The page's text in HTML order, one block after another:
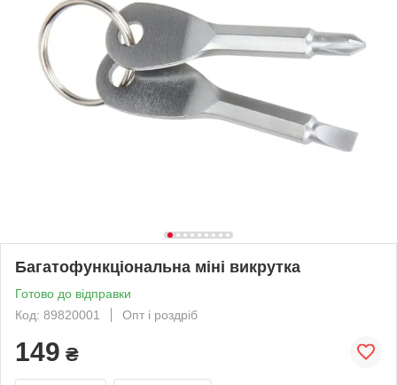
Багатофункціональна міні викрутка
Готово до відправки
Код: 89820001
Опт і роздріб
149 ₴